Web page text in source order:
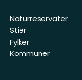
Naturreservater
Stier
Fylker
Kommuner